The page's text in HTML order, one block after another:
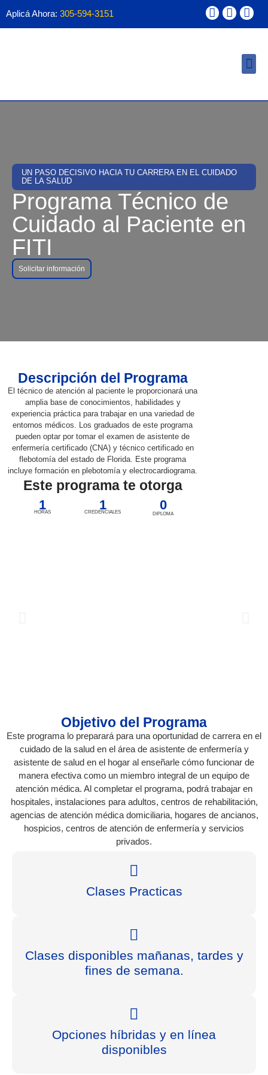
Aplicá Ahora: 305-594-3151
UN PASO DECISIVO HACIA TU CARRERA EN EL CUIDADO
DE LA SALUD
Programa Técnico de
Cuidado al Paciente en
FITI
Solicitar información
Descripción del Programa
El técnico de atención al paciente le proporcionará una
amplia base de conocimientos, habilidades y
experiencia práctica para trabajar en una variedad de
entornos médicos. Los graduados de este programa
pueden optar por tomar el examen de asistente de
enfermería certificado (CNA) y técnico certificado en
flebotomía del estado de Florida. Este programa
incluye formación en plebotomía y electrocardiograma.
Este programa te otorga
HORAS
1 CREDENCIALES
1
DIPLOMA
0
Objetivo del Programa
Este programa lo preparará para una oportunidad de carrera en el
cuidado de la salud en el área de asistente de enfermería y
asistente de salud en el hogar al enseñarle cómo funcionar de
manera efectiva como un miembro integral de un equipo de
atención médica. Al completar el programa, podrá trabajar en
hospitales, instalaciones para adultos, centros de rehabilitación,
agencias de atención médica domiciliaria, hogares de ancianos,
hospicios, centros de atención de enfermería y servicios
privados.
Clases Practicas
Clases disponibles mañanas, tardes y
fines de semana.
Opciones híbridas y en línea
disponibles